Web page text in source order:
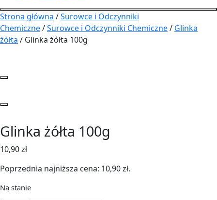
Strona główna /Surowce i Odczynniki
Chemiczne/Surowce i Odczynniki Chemiczne/ Glinka
żółta / Glinka żółta 100g
Glinka żółta 100g
10,90zł
Poprzednia najniższa cena: 10,90zł.
Na stanie